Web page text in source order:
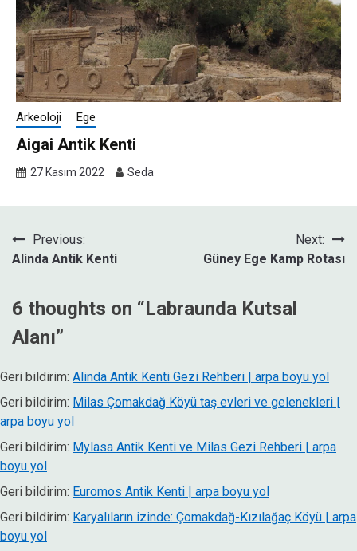
Arkeoloji Ege
Aigai Antik Kenti
27 Kasım 2022 Seda
YazıPrevious:
Alinda Antik Kenti
Next:
Güney Ege Kamp Rotası
6 thoughts on “Labraunda Kutsal
Alanı”
Geri bildirim: Alinda Antik Kenti Gezi Rehberi | arpa boyu yol
Geri bildirim: Milas Çomakdağ Köyü taş evleri ve gelenekleri |
arpa boyu yol
Geri bildirim: Mylasa Antik Kenti ve Milas Gezi Rehberi | arpa
boyu yol
Geri bildirim: Euromos Antik Kenti | arpa boyu yol
Geri bildirim: Karyalıların izinde: Çomakdağ-Kızılağaç Köyü | arpa
boyu yol